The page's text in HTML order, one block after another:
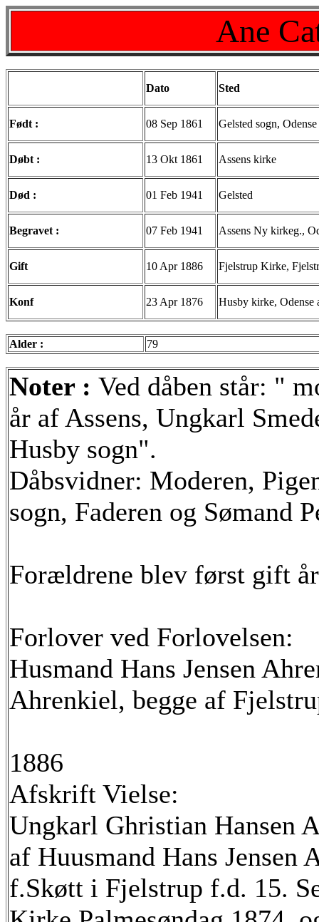
Ane
Dato Sted
Født : 08 Sep 1861 Gelsted sogn,
Døbt : 13 Okt 1861 Assens kirke
Død : 01 Feb 1941 Gelsted
Begravet : 07 Feb 1941 Assens Ny kirkeg.,
Gift 10 Apr 1886 Fjelstrup Kirke,
Konf 23 Apr 1876 Husby kirke, Odense
Alder : 79
Noter : Ved dåben står: "
år af Assens, Ungkarl
Husby sogn".
Dåbsvidner: Moderen,
sogn, Faderen og Sømand
Forældrene blev først gift
Forlover ved Forlovelsen:
Husmand Hans Jensen
Ahrenkiel, begge af
1886
Afskrift Vielse:
Ungkarl Ghristian Hansen
af Huusmand Hans
f.Skøtt i Fjelstrup f.d. 15.